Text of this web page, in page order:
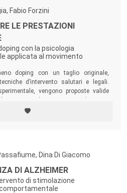
Fabio Forzini
LE PRESTAZIONI
con la psicologia
applicata al movimento
doping con un taglio originale,
d’intervento salutari e legali.
vengono proposte valide
Uno strumento pratico per operatori
Dina Di Giacomo
DI ALZHEIMER
di stimolazione